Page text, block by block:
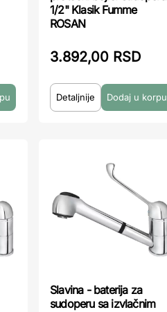
1/2" Klasik Fumme
ROSAN
3.892,00 RSD
Detaljnije
Slavina - baterija za
sudoperu sa izvlačnim